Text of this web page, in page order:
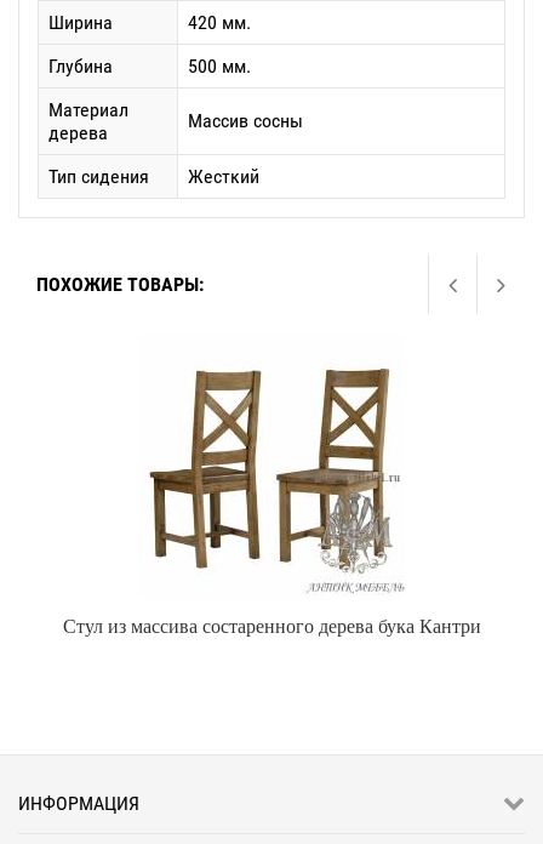
Ширина
420 мм.
Глубина
500 мм.
Материал
дерева
Массив сосны
Тип сидения Жесткий
ПОХОЖИЕ ТОВАРЫ:
Стул из массива состаренного дерева бука Кантри
ИНФОРМАЦИЯ